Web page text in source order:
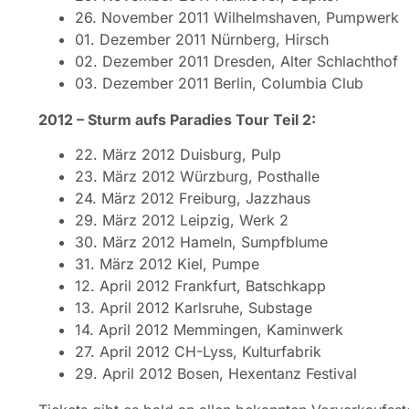
26. November 2011 Wilhelmshaven, Pumpwerk
01. Dezember 2011 Nürnberg, Hirsch
02. Dezember 2011 Dresden, Alter Schlachthof
03. Dezember 2011 Berlin, Columbia Club
2012 – Sturm aufs Paradies Tour Teil 2:
22. März 2012 Duisburg, Pulp
23. März 2012 Würzburg, Posthalle
24. März 2012 Freiburg, Jazzhaus
29. März 2012 Leipzig, Werk 2
30. März 2012 Hameln, Sumpfblume
31. März 2012 Kiel, Pumpe
12. April 2012 Frankfurt, Batschkapp
13. April 2012 Karlsruhe, Substage
14. April 2012 Memmingen, Kaminwerk
27. April 2012 CH-Lyss, Kulturfabrik
29. April 2012 Bosen, Hexentanz Festival